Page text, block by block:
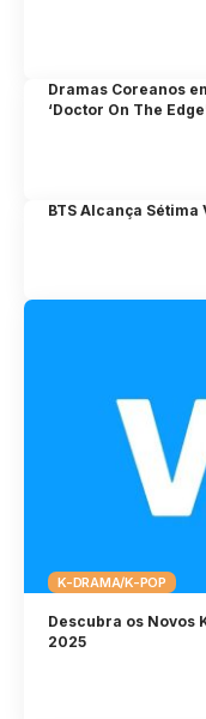
Dramas Coreanos
‘Doctor On The
BTS Alcança Sétima
K-DRAMA/K-POP
Descubra os Novos
2025